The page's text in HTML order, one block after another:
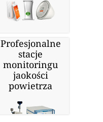
Profesjonalne
stacje
monitoringu
jaokości
powietrza